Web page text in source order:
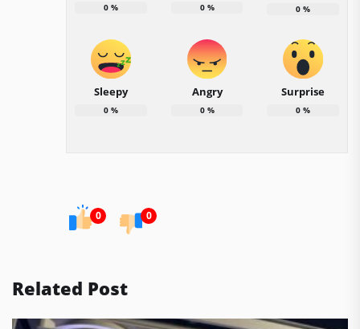
0% 0% 0 %
Sleepy
0%
Angry
0%
Surprise
0 %
0 0
Related Post